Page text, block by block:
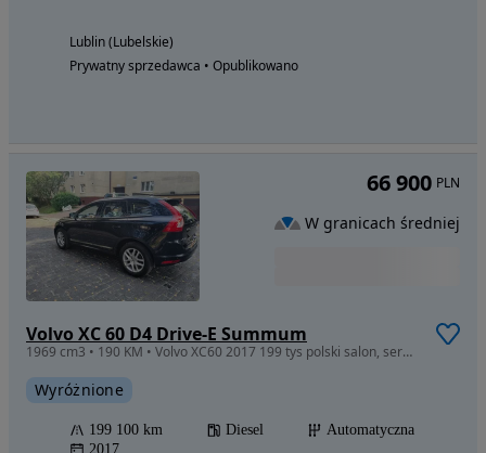
Lublin (Lubelskie)
Prywatny sprzedawca • Opublikowano
Volvo XC 60 D4 Drive-E Summum
1969 cm3 • 190 KM • Volvo XC60 2017 199 tys polski salon, serwis 2 komplety opon
Wyróżnione
199 100 km Diesel
Automatyczna
2017
66 900 PLN
W granicach średniej